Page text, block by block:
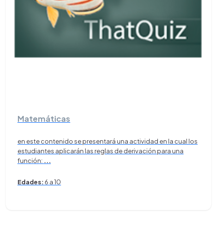
Matemáticas
en este contenido se presentará una actividad en la cual los
estudiantes aplicarán las reglas de derivación para una
función: ...
Edades: 6 a 10